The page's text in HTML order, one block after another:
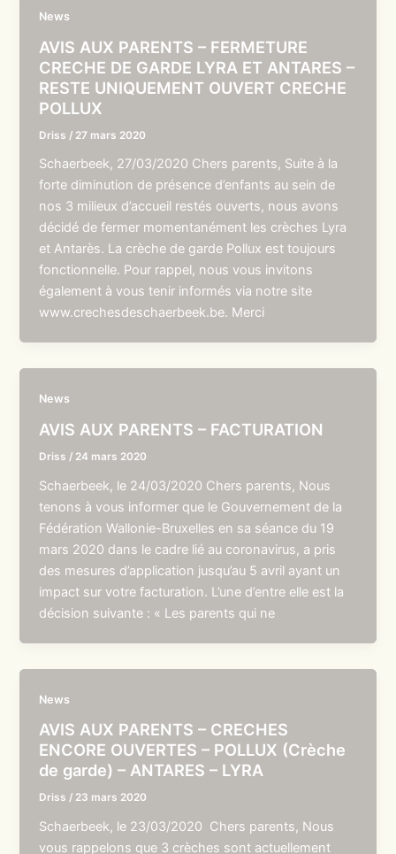
News
AVIS AUX PARENTS – FERMETURE
CRECHE DE GARDE LYRA ET ANTARES –
RESTE UNIQUEMENT OUVERT CRECHE
POLLUX
Driss / 27 mars 2020
Schaerbeek, 27/03/2020 Chers parents, Suite à la
forte diminution de présence d’enfants au sein de
nos 3 milieux d’accueil restés ouverts, nous avons
décidé de fermer momentanément les crèches Lyra
et Antarès. La crèche de garde Pollux est toujours
fonctionnelle. Pour rappel, nous vous invitons
également à vous tenir informés via notre site
www.crechesdeschaerbeek.be. Merci
News
AVIS AUX PARENTS – FACTURATION
Driss / 24 mars 2020
Schaerbeek, le 24/03/2020 Chers parents, Nous
tenons à vous informer que le Gouvernement de la
Fédération Wallonie-Bruxelles en sa séance du 19
mars 2020 dans le cadre lié au coronavirus, a pris
des mesures d’application jusqu’au 5 avril ayant un
impact sur votre facturation. L’une d’entre elle est la
décision suivante : « Les parents qui ne
News
AVIS AUX PARENTS – CRECHES
ENCORE OUVERTES – POLLUX (Crèche
de garde) – ANTARES – LYRA
Driss / 23 mars 2020
Schaerbeek, le 23/03/2020 Chers parents, Nous
vous rappelons que 3 crèches sont actuellement